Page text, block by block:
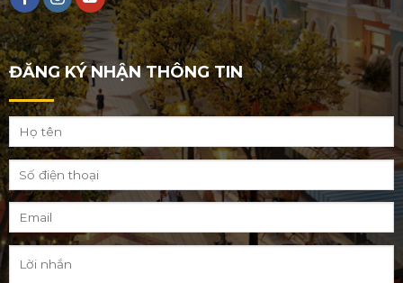
ĐĂNG KÝ NHẬN THÔNG TIN